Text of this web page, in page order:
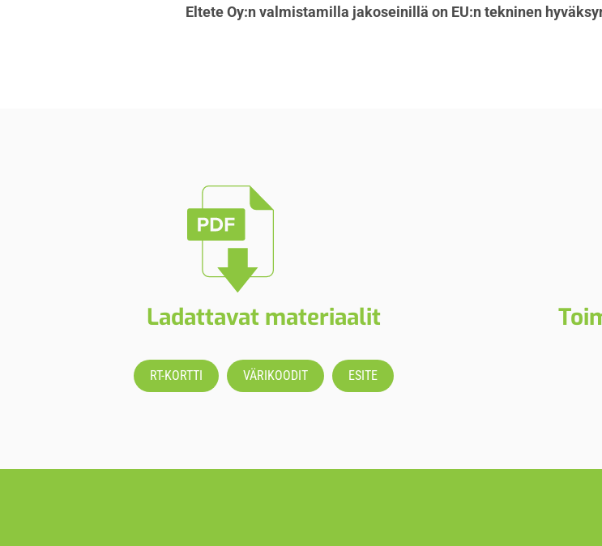
Eltete Oy:n valmistamilla jakoseinillä on EU:n tekninen
Ladattavat materiaalit
RT-KORTTI VÄRIKOODIT ESITE